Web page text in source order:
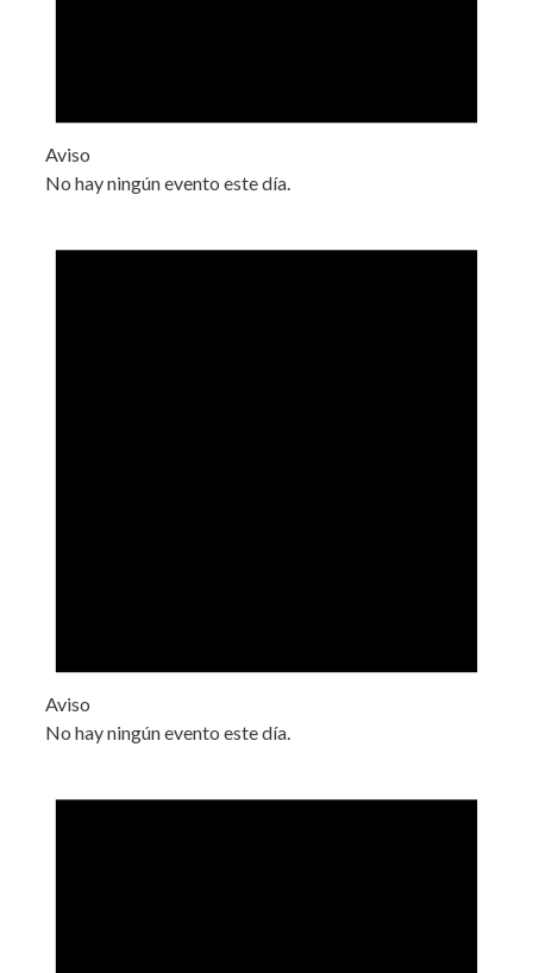
Aviso
No hay ningún evento este día.
Aviso
No hay ningún evento este día.